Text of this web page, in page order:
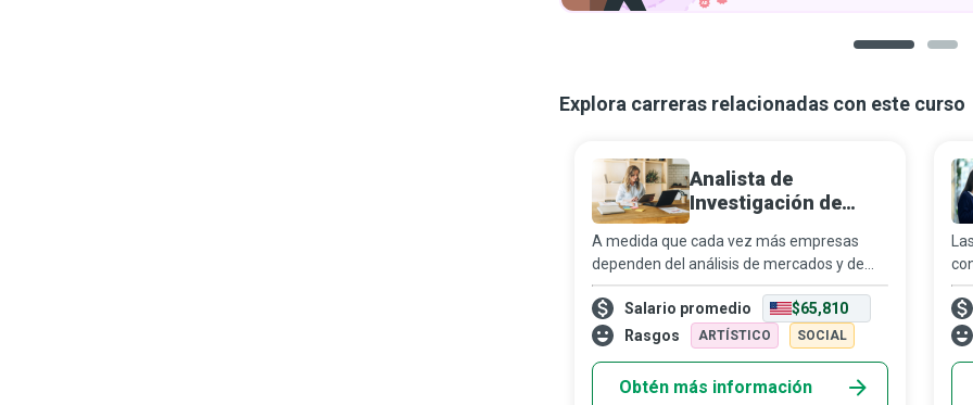
Explora carreras relacionadas con este curso
Analista de
Investigación de
A medida que cada vez más empresas
dependen del análisis de mercados y de
datos estadísticos para tomar decisiones
informadas y desarrollar estrategias
exitosas, los analistas de investigación de
Salario promedio
$65,810
Rasgos
ARTÍSTICO SOCIAL
Obtén más información